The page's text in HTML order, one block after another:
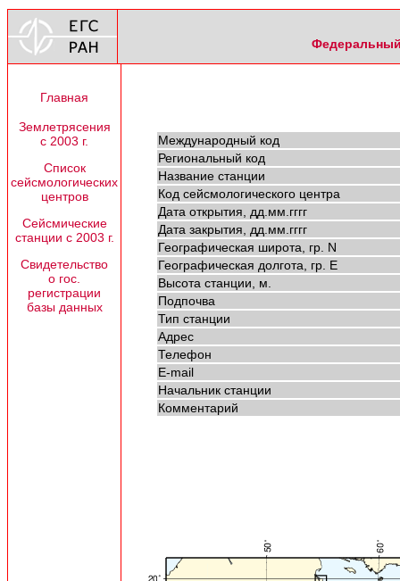
Федеральный
Главная
Землетрясения
с 2003 г.
Список
сейсмологических
центров
Сейсмические
станции с 2003 г.
Свидетельство
о гос.
регистрации
базы данных
Международный код
Региональный код
Название станции
Код сейсмологического центра
Дата открытия, дд.мм.гггг
Дата закрытия, дд.мм.гггг
Географическая широта, гр. N
Географическая долгота, гр. E
Высота станции, м.
Подпочва
Тип станции
Адрес
Телефон
E-mail
Начальник станции
Комментарий